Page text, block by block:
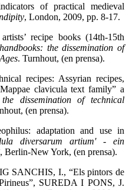
of practical medieval
, London, 2009, pp. 8-17.
recipe books (14th-15th
the dissemination of
. Turnhout, (en prensa).
recipes: Assyrian recipes,
clavicula text family” a
dissemination of technical
(en prensa).
adaptation and use in
diversarum artium' - ein
, Berlin-New York, (en prensa).
SANCHIS, I., “Els pintors de
SUREDA I PONS, J.